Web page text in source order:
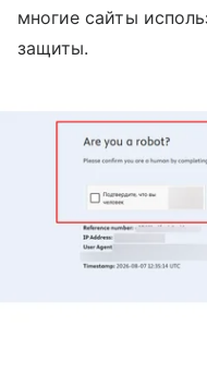
многие сайты
защиты.